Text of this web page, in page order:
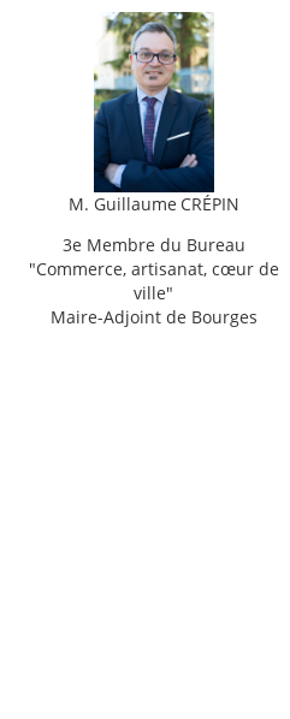
M. Guillaume CRÉPIN
3e Membre du Bureau
"Commerce, artisanat, cœur de
ville"
Maire-Adjoint de Bourges